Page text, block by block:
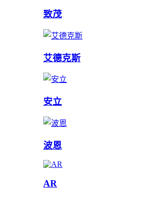
致茂
艾德克斯
安立
波恩
AR